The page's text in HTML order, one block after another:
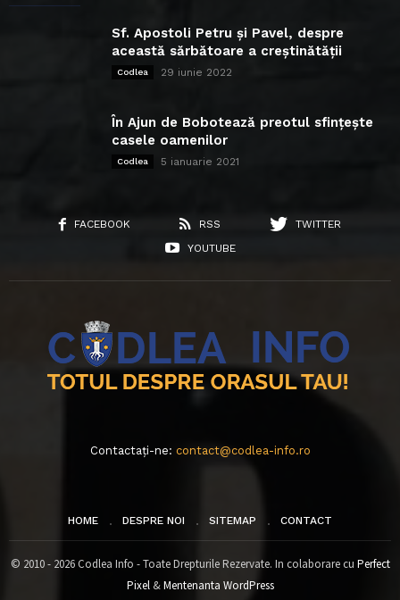
Sf. Apostoli Petru și Pavel, despre
această sărbătoare a creștinătății
Codlea 29 iunie 2022
În Ajun de Bobotează preotul sfințește
casele oamenilor
Codlea 5 ianuarie 2021
FACEBOOK RSS
TWITTER
YOUTUBE
Contactați-ne: contact@codlea-info.ro
HOME DESPRE NOI SITEMAP CONTACT
© 2010 - 2026 Codlea Info - Toate Drepturile Rezervate. In colaborare cu Perfect
Pixel&Mentenanta WordPress